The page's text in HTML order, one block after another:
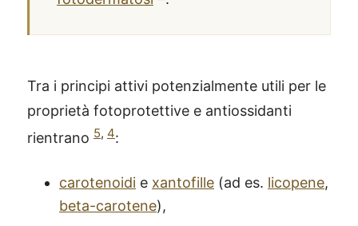
Tra i principi attivi potenzialmente utili per le
proprietà fotoprotettive e antiossidanti
rientrano 5, 4:
carotenoidi e xantofille (ad es. licopene,
beta-carotene),